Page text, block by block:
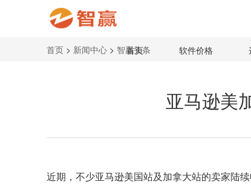
首页 软件价格
首页 > 新闻中心 > 智赢头条
亚马逊美
近期，不少亚马逊美国站及加拿大站的卖家陆